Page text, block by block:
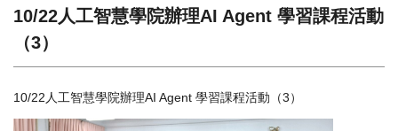
10/22人工智慧學院辦理AI Agent 學習課程活動
（3）
10/22人工智慧學院辦理AI Agent 學習課程活動（3）